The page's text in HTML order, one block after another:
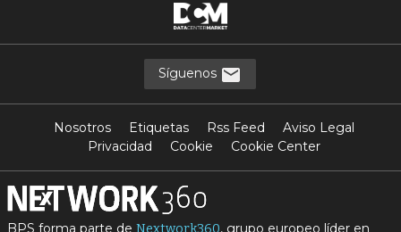
Síguenos
Nosotros Etiquetas Rss Feed
Aviso Legal
Privacidad
Cookie Cookie Center
BPS forma parte de Nextwork360, grupo europeo líder en